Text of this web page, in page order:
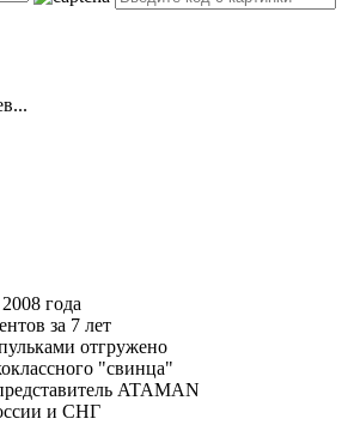
года
за 7 лет
отгружено
"свинца"
ATAMAN
и СНГ